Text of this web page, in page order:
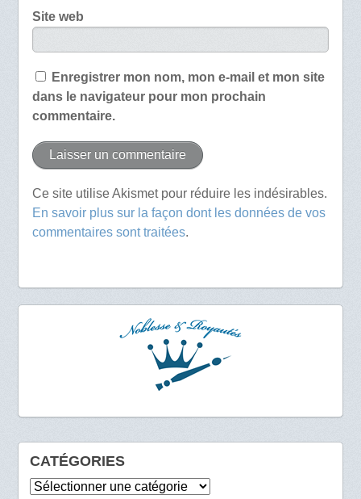
Site web
Enregistrer mon nom, mon e-mail et mon site
dans le navigateur pour mon prochain
commentaire.
Ce site utilise Akismet pour réduire les indésirables.
En savoir plus sur la façon dont les données de vos
commentaires sont traitées.
CATÉGORIES
Catégories